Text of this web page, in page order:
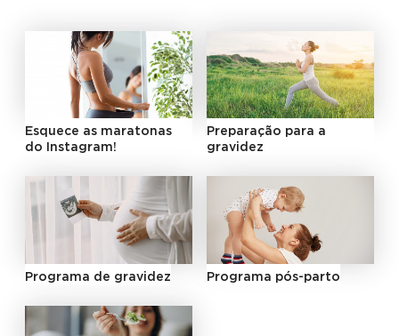
Esquece as maratonas
do Instagram!
Preparação para a
gravidez
Programa de gravidez Programa pós-parto